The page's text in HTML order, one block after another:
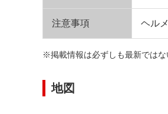
注意事項 ヘル
※掲載情報は必ずしも最新ではな
地図